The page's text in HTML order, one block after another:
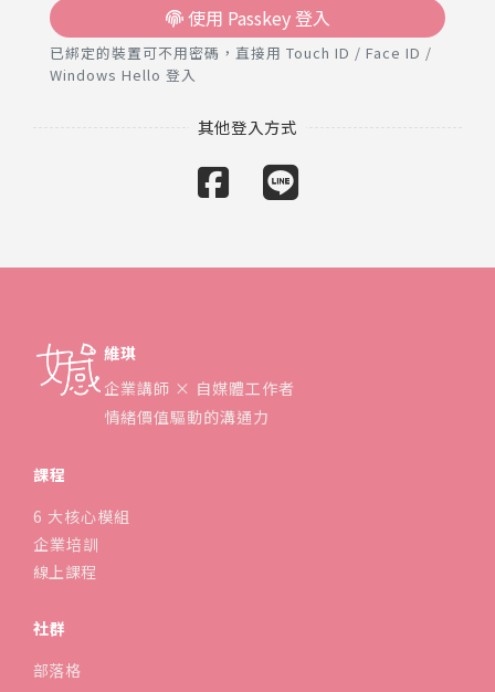
使用 Passkey 登入
已綁定的裝置可不用密碼，直接用 Touch ID / Face ID /
Windows Hello 登入
維琪
企業講師 × 自媒體工作者
情緒價值驅動的溝通力
課程
6 大核心模組
企業培訓
線上課程
社群
部落格